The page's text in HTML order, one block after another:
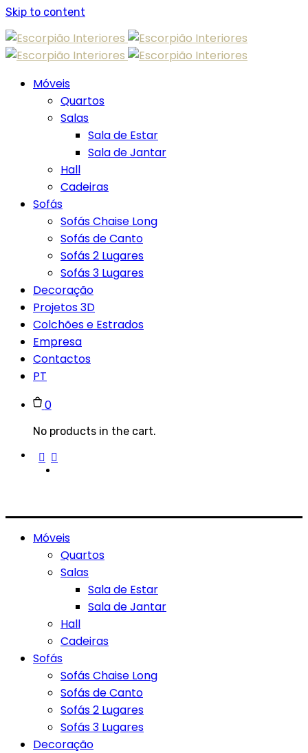
Skip to content
Móveis
Quartos
Salas
Sala de Estar
Sala de Jantar
Hall
Cadeiras
Sofás
Sofás Chaise Long
Sofás de Canto
Sofás 2 Lugares
Sofás 3 Lugares
Decoração
Projetos 3D
Colchões e Estrados
Empresa
Contactos
PT
0
No products in the cart.
Móveis
Quartos
Salas
Sala de Estar
Sala de Jantar
Hall
Cadeiras
Sofás
Sofás Chaise Long
Sofás de Canto
Sofás 2 Lugares
Sofás 3 Lugares
Decoração